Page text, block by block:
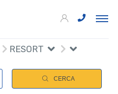
RESORT
CERCA